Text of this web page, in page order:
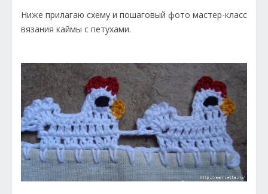
Ниже прилагаю схему и пошаговый фото мастер-класс
вязания каймы с петухами.